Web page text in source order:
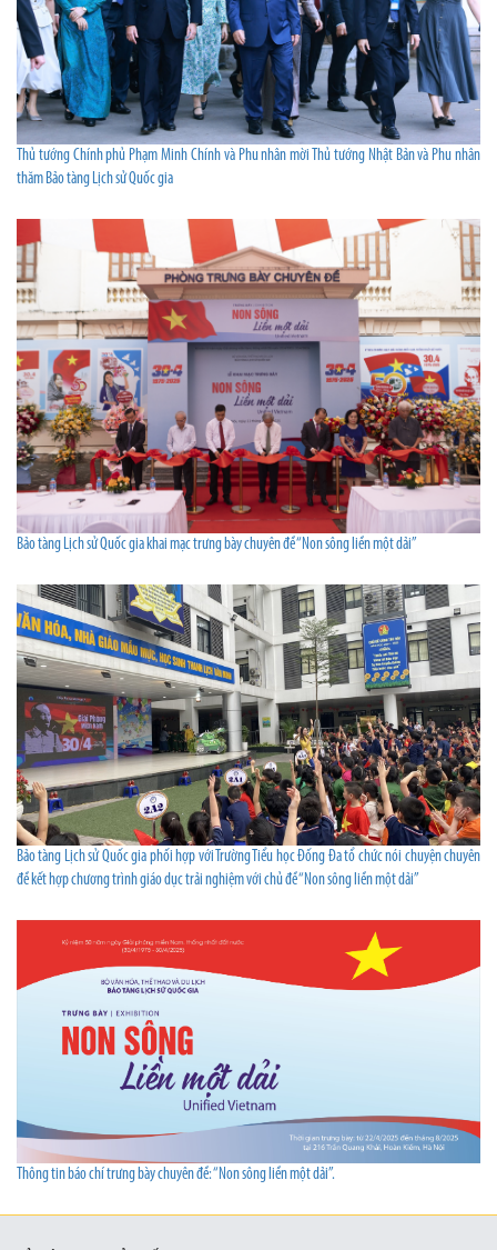
Thủ tướng Chính phủ Phạm Minh Chính và Phu nhân mời Thủ tướng Nhật Bản và Phu nhân
thăm Bảo tàng Lịch sử Quốc gia
Bảo tàng Lịch sử Quốc gia khai mạc trưng bày chuyên đề “Non sông liền một dải”
Bảo tàng Lịch sử Quốc gia phối hợp với Trường Tiểu học Đống Đa tổ chức nói chuyện chuyên
đề kết hợp chương trình giáo dục trải nghiệm với chủ đề “Non sông liền một dải”
Thông tin báo chí trưng bày chuyên đề: “Non sông liền một dải”.